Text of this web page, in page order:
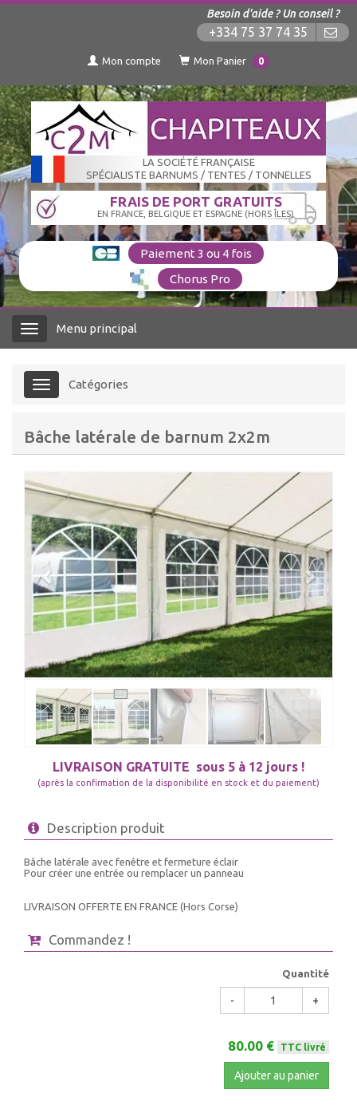
Besoin d'aide ? Un conseil ?
+334 75 37 74 35
Mon compte Mon Panier 0
LA SOCIÉTÉ FRANÇAISE
SPÉCIALISTE BARNUMS / TENTES / TONNELLES
FRAIS DE PORT GRATUITS
EN FRANCE, BELGIQUE ET ESPAGNE (HORS ÎLES)
Paiement 3 ou 4 fois
Chorus Pro
Menu Menu principal
Menu Catégories
Bâche latérale de barnum 2x2m
LIVRAISON GRATUITE sous 5 à 12 jours !
(après la confirmation de la disponibilité en stock et du paiement)
Description produit
Bâche latérale avec fenêtre et fermeture éclair
Pour créer une entrée ou remplacer un panneau
LIVRAISON OFFERTE EN FRANCE (Hors Corse)
Commandez !
Quantité
- +
80.00 € TTC livré
Ajouter au panier